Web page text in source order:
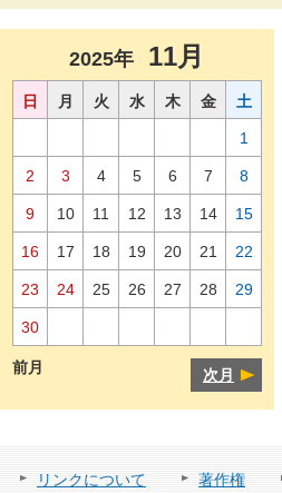
2025年 11月
日 月 火 水 木 金 土
1
2 3 4 5 6 7 8
9 10 11 12 13 14 15
16 17 18 19 20 21 22
23 24 25 26 27 28 29
30
前月 次月
リンクについて 著作権